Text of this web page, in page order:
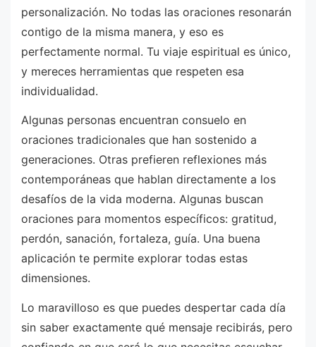
personalización. No todas las oraciones resonarán
contigo de la misma manera, y eso es
perfectamente normal. Tu viaje espiritual es único,
y mereces herramientas que respeten esa
individualidad.
Algunas personas encuentran consuelo en
oraciones tradicionales que han sostenido a
generaciones. Otras prefieren reflexiones más
contemporáneas que hablan directamente a los
desafíos de la vida moderna. Algunas buscan
oraciones para momentos específicos: gratitud,
perdón, sanación, fortaleza, guía. Una buena
aplicación te permite explorar todas estas
dimensiones.
Lo maravilloso es que puedes despertar cada día
sin saber exactamente qué mensaje recibirás, pero